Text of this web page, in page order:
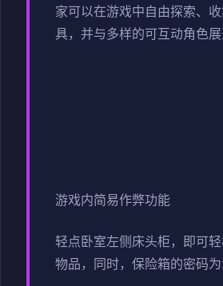
家可以在游戏中自由探索、
具，并与多样的可互动角色
游戏内简易作弊功能
轻点卧室左侧床头柜，即可
物品，同时，保险箱的密码为